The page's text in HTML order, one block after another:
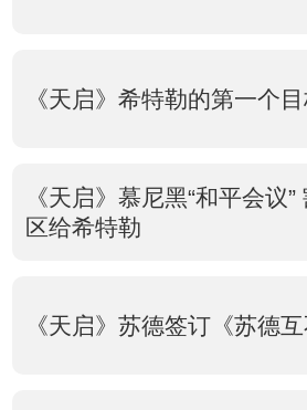
《天启》希特勒的第一个
《天启》慕尼黑“和平会议
区给希特勒
《天启》苏德签订《苏德互